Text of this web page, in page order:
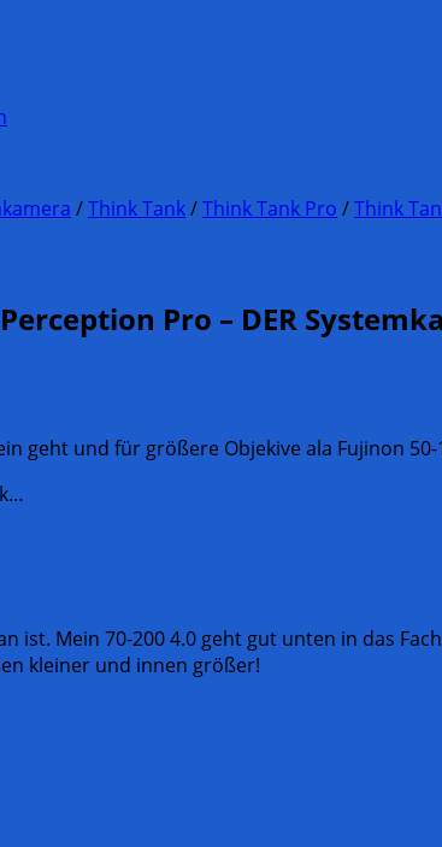
/Think Tank/Think Tank Pro /Think
Pro – DER
geht und für größere Objekive ala Fujinon
ist. Mein 70-200 4.0 geht gut unten in das
kleiner und innen größer!